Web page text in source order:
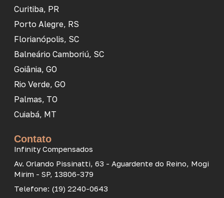
Curitiba, PR
Porto Alegre, RS
Florianópolis, SC
Balneário Camboriú, SC
Goiânia, GO
Rio Verde, GO
Palmas, TO
Cuiabá, MT
Contato
Infinity Compensados
Av. Orlando Pissinatti, 63 - Aguardente do Reino, Mogi
Mirim - SP, 13806-379
Telefone: (19) 2240-0643